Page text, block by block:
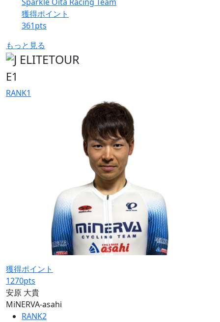
獲得ポイント
361pts
もっと見る
E1
RANK1
獲得ポイント
1270pts
安原 大貴
MiNERVA-asahi
RANK2